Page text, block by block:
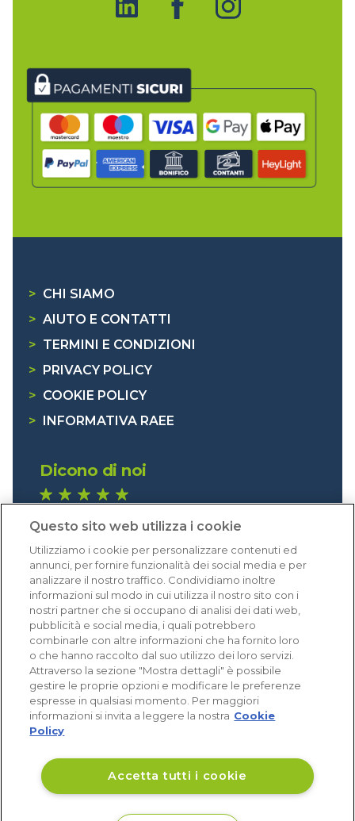
> CHI SIAMO
> AIUTO E CONTATTI
> TERMINI E CONDIZIONI
> PRIVACY POLICY
> COOKIE POLICY
> INFORMATIVA RAEE
Dicono di noi
Eccellente (4,8)
Acquisti verificati
Questo sito web utilizza i cookie
Utilizziamo i cookie per personalizzare contenuti ed
annunci, per fornire funzionalità dei social media e per
analizzare il nostro traffico. Condividiamo inoltre
informazioni sul modo in cui utilizza il nostro sito con i
nostri partner che si occupano di analisi dei dati web,
pubblicità e social media, i quali potrebbero
combinarle con altre informazioni che ha fornito loro
o che hanno raccolto dal suo utilizzo dei loro servizi.
Attraverso la sezione "Mostra dettagli" è possibile
gestire le proprie opzioni e modificare le preferenze
espresse in qualsiasi momento. Per maggiori
informazioni si invita a leggere la nostra Cookie
Policy
Accetta tutti i cookie